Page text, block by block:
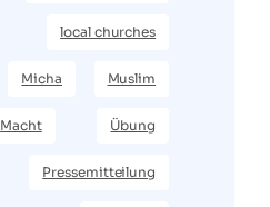
local churches
Micha Muslim
Macht Übung
Pressemitteilung